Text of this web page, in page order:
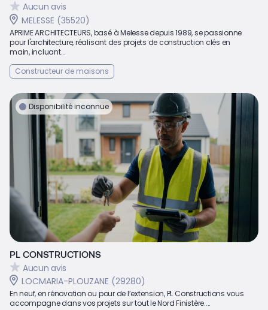
Aucun avis
MELESSE (35520)
APRIME ARCHITECTEURS, basé à Melesse depuis 1989, se passionne
pour l'architecture, réalisant des projets de construction clés en
main, incluant...
Constructeur de maisons
Disponibilité inconnue
PL CONSTRUCTIONS
Aucun avis
LOCMARIA-PLOUZANE (29280)
En neuf, en rénovation ou pour de l’extension, PL Constructions vous
accompagne dans vos projets sur tout le Nord Finistère....